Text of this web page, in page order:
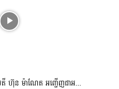
តី ហ៊ុន ម៉ាណែត អញ្ជើញជាអ...